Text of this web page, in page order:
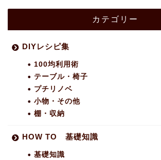
カテゴリー
DIYレシピ集
100均利用術
テーブル・椅子
プチリノベ
小物・その他
棚・収納
HOW TO 基礎知識
基礎知識